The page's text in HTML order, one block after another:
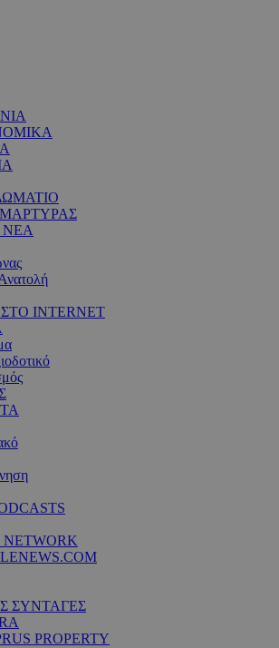
ΝΕΑ
INTERNET
NETWORK
ΣΥΝΤΑΓΕΣ
PROPERTY